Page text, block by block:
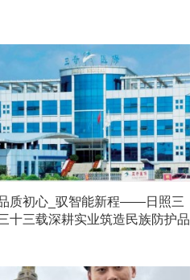
质初心_驭智能新程——日照三
十三载深耕实业筑造民族防护品